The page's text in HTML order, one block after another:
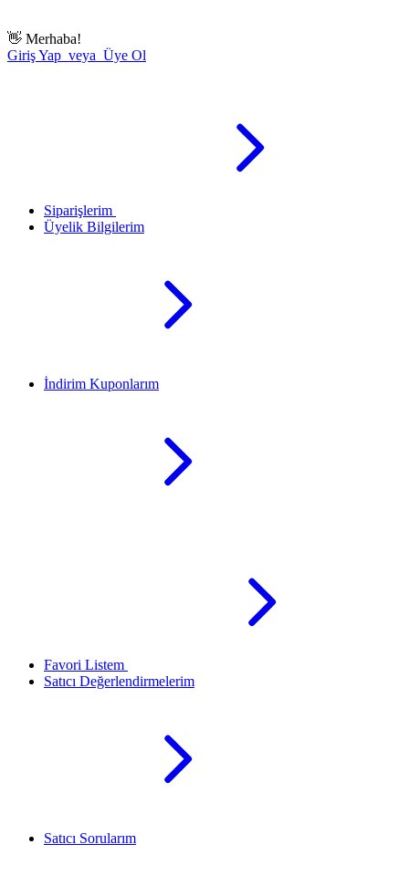
👋 Merhaba!
Giriş Yap veya Üye Ol
Siparişlerim
Üyelik Bilgilerim
İndirim Kuponlarım
Favori Listem
Satıcı Değerlendirmelerim
Satıcı Sorularım